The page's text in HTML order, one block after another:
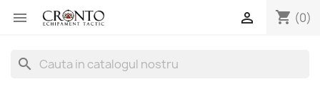
 shopping_cart (0)

search